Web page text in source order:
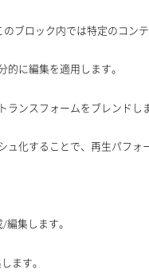
ブロック内では特定のコン
に編集を適用します。
ンスフォームをブレンドし
化することで、再生パフォ
集します。
ます。